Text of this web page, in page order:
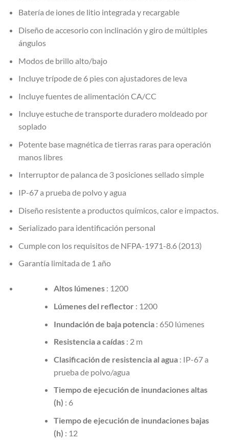
Batería de iones de litio integrada y recargable
Diseño de accesorio con inclinación y giro de múltiples
ángulos
Modos de brillo alto/bajo
Incluye trípode de 6 pies con ajustadores de leva
Incluye fuentes de alimentación CA/CC
Incluye estuche de transporte duradero moldeado por
soplado
Potente base magnética de tierras raras para operación
manos libres
Interruptor de palanca de 3 posiciones sellado simple
IP-67 a prueba de polvo y agua
Diseño resistente a productos químicos, calor e impactos.
Serializado para identificación personal
Cumple con los requisitos de NFPA-1971-8.6 (2013)
Garantía limitada de 1 año
Altos lúmenes: 1200
Lúmenes del reflector : 1200
Inundación de baja potencia: 650 lúmenes
Resistencia a caídas: 2 m
Clasificación de resistencia al agua: IP-67 a
prueba de polvo/agua
Tiempo de ejecución de inundaciones altas
(h) : 6
Tiempo de ejecución de inundaciones bajas
(h) : 12